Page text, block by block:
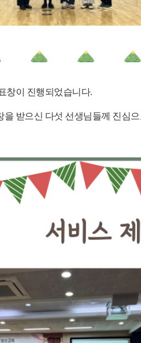
창이 진행되었습니다.
을 받으신 다섯 선생님들께 진심